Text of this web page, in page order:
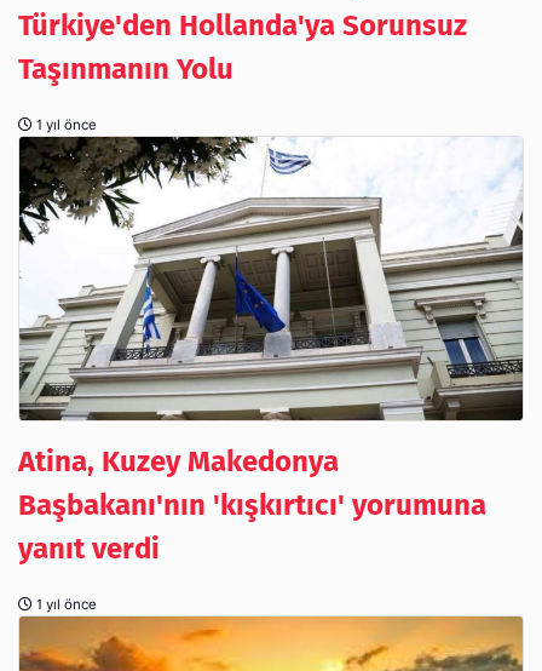
Türkiye'den Hollanda'ya Sorunsuz
Taşınmanın Yolu
1 yıl önce
Atina, Kuzey Makedonya
Başbakanı'nın 'kışkırtıcı' yorumuna
yanıt verdi
1 yıl önce